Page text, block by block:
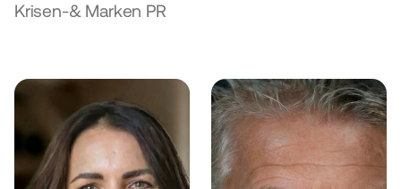
Krisen-& Marken PR